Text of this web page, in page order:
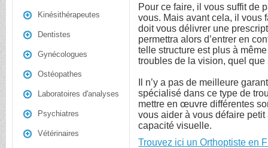
Kinésithérapeutes
Dentistes
Gynécologues
Ostéopathes
Laboratoires d'analyses
Psychiatres
Vétérinaires
Pour ce faire, il vous suffit de
vous. Mais avant cela, il vous
doit vous délivrer une
permettra alors d’entrer en
telle structure est plus à
troubles de la vision, quel que
Il n’y a pas de meilleure
spécialisé dans ce type de
mettre en œuvre différentes
vous aider à vous défaire
capacité visuelle.
Trouvez ici un Orthoptiste en